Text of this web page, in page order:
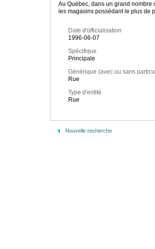
Au Québec, dans un grand
les magasins possédant le plus de
Date d'officialisation
1996-06-07
Spécifique
Principale
Générique (avec ou sans
Rue
Type d'entité
Rue
Nouvelle recherche